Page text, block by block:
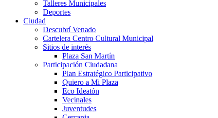
Talleres Municipales
Deportes
Ciudad
Descubrí Venado
Cartelera Centro Cultural Municipal
Sitios de interés
Plaza San Martín
Participación Ciudadana
Plan Estratégico Participativo
Quiero a Mi Plaza
Eco Ideatón
Vecinales
Juventudes